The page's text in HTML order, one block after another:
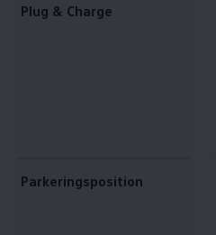
Plug & Charge
Parkeringsposition